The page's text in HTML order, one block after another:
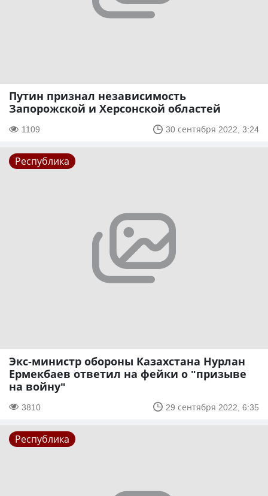
Путин признал независимость
Запорожской и Херсонской областей
1109 30 сентября 2022, 3:24
Республика
Экс-министр обороны Казахстана Нурлан
Ермекбаев ответил на фейки о "призыве
на войну"
3810 29 сентября 2022, 6:35
Республика